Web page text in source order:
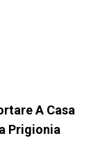
A Casa
Prigionia